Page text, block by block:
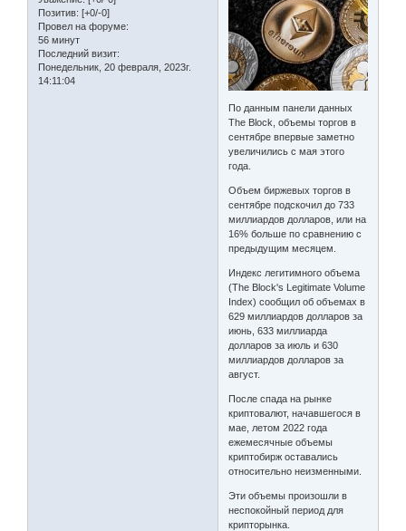
Позитив: [+0/-0]
Провел на форуме:
56 минут
Последний визит:
Понедельник, 20 февраля, 2023г.
14:11:04
По данным панели данных
The Block, объемы торгов в
сентябре впервые заметно
увеличились с мая этого
года.
Объем биржевых торгов в
сентябре подскочил до 733
миллиардов долларов, или на
16% больше по сравнению с
предыдущим месяцем.
Индекс легитимного объема
(The Block's Legitimate Volume
Index) сообщил об объемах в
629 миллиардов долларов за
июнь, 633 миллиарда
долларов за июль и 630
миллиардов долларов за
август.
После спада на рынке
криптовалют, начавшегося в
мае, летом 2022 года
ежемесячные объемы
криптобирж оставались
относительно неизменными.
Эти объемы произошли в
неспокойный период для
крипторынка.